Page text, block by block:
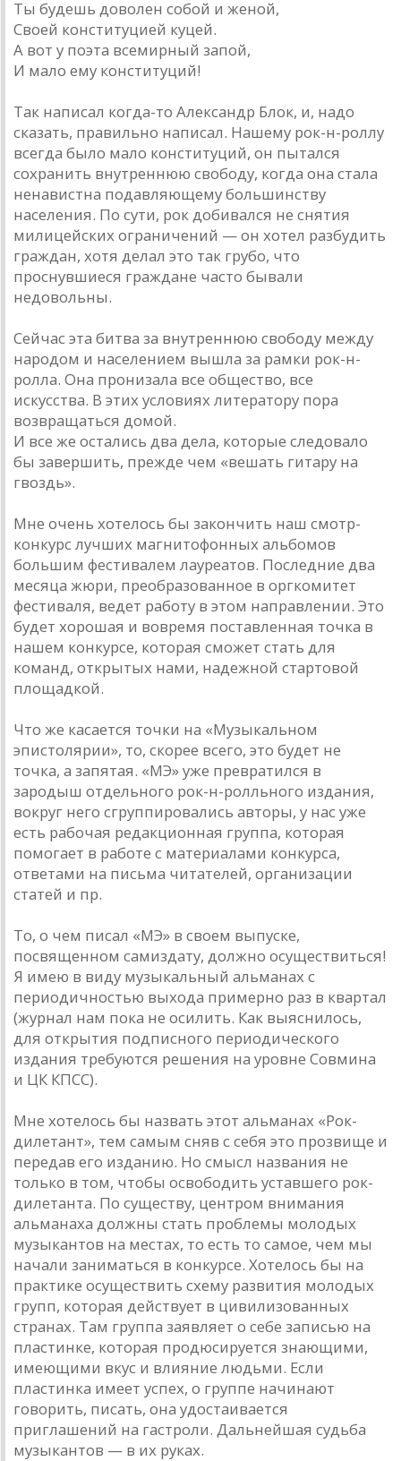
Ты будешь доволен собой и женой,
Своей конституцией куцей.
А вот у поэта всемирный запой,
И мало ему конституций!
Так написал когда-то Александр Блок, и, надо
сказать, правильно написал. Нашему рок-н-роллу
всегда было мало конституций, он пытался
сохранить внутреннюю свободу, когда она стала
ненавистна подавляющему большинству
населения. По сути, рок добивался не снятия
милицейских ограничений — он хотел разбудить
граждан, хотя делал это так грубо, что
проснувшиеся граждане часто бывали
недовольны.
Сейчас эта битва за внутреннюю свободу между
народом и населением вышла за рамки рок-н-
ролла. Она пронизала все общество, все
искусства. В этих условиях литератору пора
возвращаться домой.
И все же остались два дела, которые следовало
бы завершить, прежде чем «вешать гитару на
гвоздь».
Мне очень хотелось бы закончить наш смотр-
конкурс лучших магнитофонных альбомов
большим фестивалем лауреатов. Последние два
месяца жюри, преобразованное в оргкомитет
фестиваля, ведет работу в этом направлении. Это
будет хорошая и вовремя поставленная точка в
нашем конкурсе, которая сможет стать для
команд, открытых нами, надежной стартовой
площадкой.
Что же касается точки на «Музыкальном
эпистолярии», то, скорее всего, это будет не
точка, а запятая. «МЭ» уже превратился в
зародыш отдельного рок-н-ролльного издания,
вокруг него сгруппировались авторы, у нас уже
есть рабочая редакционная группа, которая
помогает в работе с материалами конкурса,
ответами на письма читателей, организации
статей и пр.
То, о чем писал «МЭ» в своем выпуске,
посвященном самиздату, должно осуществиться!
Я имею в виду музыкальный альманах с
периодичностью выхода примерно раз в квартал
(журнал нам пока не осилить. Как выяснилось,
для открытия подписного периодического
издания требуются решения на уровне Совмина
и ЦК КПСС).
Мне хотелось бы назвать этот альманах «Рок-
дилетант», тем самым сняв с себя это прозвище и
передав его изданию. Но смысл названия не
только в том, чтобы освободить уставшего рок-
дилетанта. По существу, центром внимания
альманаха должны стать проблемы молодых
музыкантов на местах, то есть то самое, чем мы
начали заниматься в конкурсе. Хотелось бы на
практике осуществить схему развития молодых
групп, которая действует в цивилизованных
странах. Там группа заявляет о себе записью на
пластинке, которая продюсируется знающими,
имеющими вкус и влияние людьми. Если
пластинка имеет успех, о группе начинают
говорить, писать, она удостаивается
приглашений на гастроли. Дальнейшая судьба
музыкантов — в их руках.